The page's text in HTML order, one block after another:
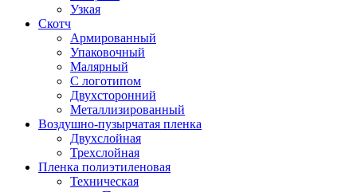
Узкая
Скотч
Армированный
Упаковочный
Малярный
С логотипом
Двухсторонний
Металлизированный
Воздушно-пузырчатая пленка
Двухслойная
Трехслойная
Пленка полиэтиленовая
Техническая